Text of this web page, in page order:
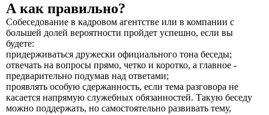
А как правильно?
Собеседование в кадровом агентстве или в компании с
большей долей вероятности пройдет успешно, если вы
будете:
придерживаться дружески официального тона беседы;
отвечать на вопросы прямо, четко и коротко, а главное -
предварительно подумав над ответами;
проявлять особую сдержанность, если тема разговора не
касается напрямую служебных обязанностей. Такую беседу
можно поддержать, но самостоятельно развивать тему,